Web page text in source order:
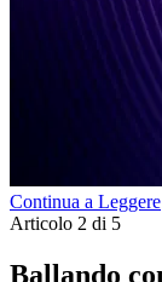
Continua a Leggere
Articolo 2 di 5
Ballando